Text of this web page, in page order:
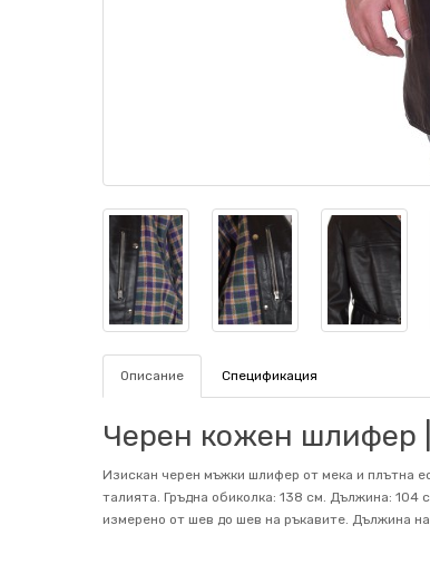
Описание Спецификация
Черен кожен шлифер |
Изискан черен мъжки шлифер от мека и плътна
талията. Гръдна обиколка: 138 см. Дължина:
измерено от шев до шев на ръкавите. Дължина